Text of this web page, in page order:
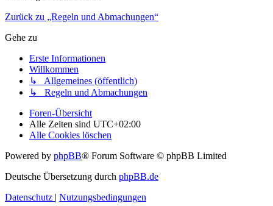
Zurück zu „Regeln und Abmachungen“
Gehe zu
Erste Informationen
Willkommen
↳ Allgemeines (öffentlich)
↳ Regeln und Abmachungen
Foren-Übersicht
Alle Zeiten sind UTC+02:00
Alle Cookies löschen
Powered by phpBB® Forum Software © phpBB Limited
Deutsche Übersetzung durch phpBB.de
Datenschutz | Nutzungsbedingungen